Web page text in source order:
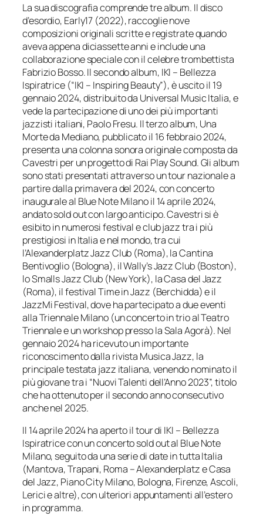
La sua discografia comprende tre album. Il disco
d’esordio, Early17 (2022), raccoglie nove
composizioni originali scritte e registrate quando
aveva appena diciassette anni e include una
collaborazione speciale con il celebre trombettista
Fabrizio Bosso. Il secondo album, IKI – Bellezza
Ispiratrice(“IKI – Inspiring Beauty”), è uscito il 19
gennaio 2024, distribuito da Universal Music Italia, e
vede la partecipazione di uno dei più importanti
jazzisti italiani, Paolo Fresu. Il terzo album, Una
Morte da Mediano, pubblicato il 16 febbraio 2024,
presenta una colonna sonora originale composta da
Cavestri per un progetto di Rai Play Sound. Gli album
sono stati presentati attraverso un tour nazionale a
partire dalla primavera del 2024, con concerto
inaugurale al Blue Note Milano il 14 aprile 2024,
andato sold out con largo anticipo. Cavestri si è
esibito in numerosi festival e club jazz tra i più
prestigiosi in Italia e nel mondo, tra cui
l’Alexanderplatz Jazz Club (Roma), la Cantina
Bentivoglio (Bologna), il Wally’s Jazz Club (Boston),
lo Smalls Jazz Club (New York), la Casa del Jazz
(Roma), il festival Time in Jazz (Berchidda) e il
JazzMi Festival, dove ha partecipato a due eventi
alla Triennale Milano (un concerto in trio al Teatro
Triennale e un workshop presso la Sala Agorà). Nel
gennaio 2024 ha ricevuto un importante
riconoscimento dalla rivista Musica Jazz, la
principale testata jazz italiana, venendo nominato il
più giovane tra i “Nuovi Talenti dell’Anno 2023”, titolo
che ha ottenuto per il secondo anno consecutivo
anche nel 2025.
Il 14 aprile 2024 ha aperto il tour di IKI – Bellezza
Ispiratricecon un concerto sold out al Blue Note
Milano, seguito da una serie di date in tutta Italia
(Mantova, Trapani, Roma – Alexanderplatz e Casa
del Jazz, Piano City Milano, Bologna, Firenze, Ascoli,
Lerici e altre), con ulteriori appuntamenti all’estero
in programma.